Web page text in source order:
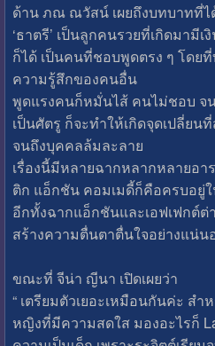
ด้าน ภณ ณวัสน์ เผยถึงบทบาทที่ไ
‘ธาตรี’ เป็นลูกคนรวยที่เกิดมามี
ก็ได้ เป็นคนที่ชอบพูดตรง ๆ โดย
ความรู้สึกของคนอื่น
พูดแรงคนก็หมั่นไส้ คนไม่ชอบ จน
เป็นศัตรู ก็จะทำให้เกิดจุดเปลี่ย
จนถึงบุคคลล้มละลาย
เรื่องนี้มีหลายฉากหลากหลายอ
ติก แอ็กชัน คอมเมดี้ก็คือครบอยู่ใ
อีกทั้งฉากแอ็กชันและเอฟเฟกต์ต่
สร้างความตื่นตาตื่นใจอย่างแน่น
ขณะที่ จีน่า ญีนา เปิดเผยว่า
“ เตรียมตัวเยอะเหมือนกันค่ะ สำ
หญิงที่มีความสดใส มองอะไรก็